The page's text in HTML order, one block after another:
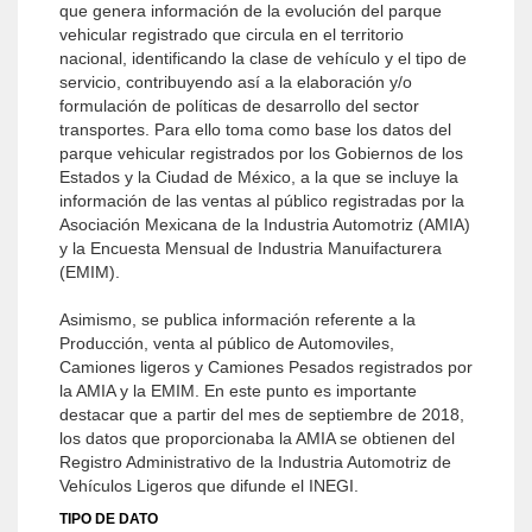
que genera información de la evolución del parque
vehicular registrado que circula en el territorio
nacional, identificando la clase de vehículo y el tipo de
servicio, contribuyendo así a la elaboración y/o
formulación de políticas de desarrollo del sector
transportes. Para ello toma como base los datos del
parque vehicular registrados por los Gobiernos de los
Estados y la Ciudad de México, a la que se incluye la
información de las ventas al público registradas por la
Asociación Mexicana de la Industria Automotriz (AMIA)
y la Encuesta Mensual de Industria Manuifacturera
(EMIM).
Asimismo, se publica información referente a la
Producción, venta al público de Automoviles,
Camiones ligeros y Camiones Pesados registrados por
la AMIA y la EMIM. En este punto es importante
destacar que a partir del mes de septiembre de 2018,
los datos que proporcionaba la AMIA se obtienen del
Registro Administrativo de la Industria Automotriz de
Vehículos Ligeros que difunde el INEGI.
TIPO DE DATO